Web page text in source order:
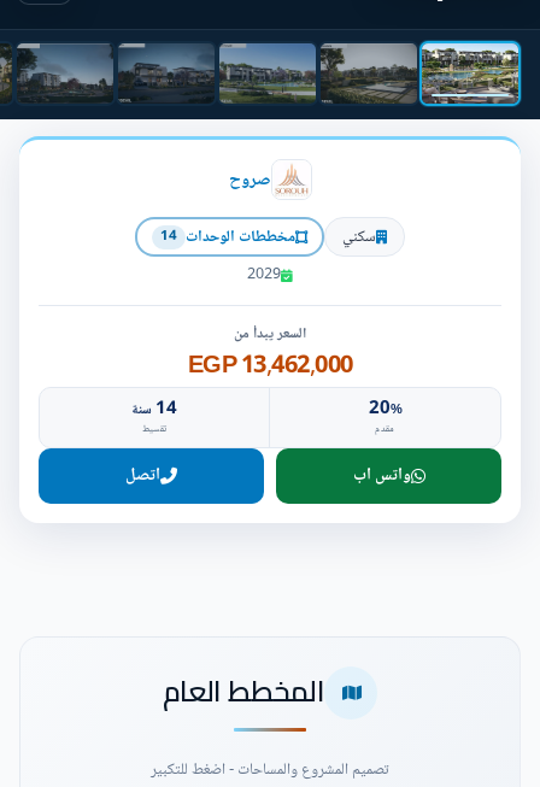
صروح
سكني مخططات الوحدات 14
2029
السعر يبدأ من
13,462,000 EGP
20%
مقدم
14 سنة
تقسيط
واتس اب اتصل
المخطط العام
تصميم المشروع والمساحات - اضغط للتكبير